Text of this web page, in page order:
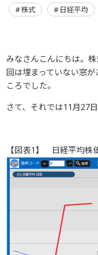
株式 日経平均
みなさんこんにちは。
回は埋まっていない窓
ころでした。
さて、それでは11月27
【図表1】 日経平均株